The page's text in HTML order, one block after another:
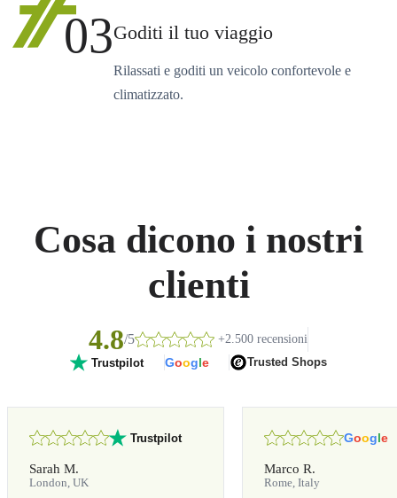
03Goditi il tuo viaggio
Rilassati e goditi un veicolo confortevole e
climatizzato.
Cosa dicono i nostri
clienti
4.8/5 +2.500 recensioni
Trustpilot Google Trusted Shops
Trustpilot
Sarah M.
London, UK
Google
Marco R.
Rome, Italy